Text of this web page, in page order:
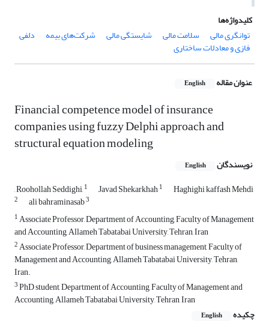
کلیدواژه‌ها
توانگری مالی
سلامت مالی شایستگی مالی شرکت‌های بیمه دلفی
فازی و معادلات ساختاری
عنوان مقاله English
Financial competence model of insurance
companies using fuzzy Delphi approach and
structural equation modeling
نویسندگان English
, Roohollah Seddighi,1 Javad Shekarkhah1 Haghighi kaffash Mehdi
2 ali bahraminasab3
1Associate Professor, Department of Accounting, Faculty of Management
and Accounting, Allameh Tabatabai University, Tehran, Iran
2Associate Professor, Department of business management, Faculty of
Management and Accounting, Allameh Tabatabai University, Tehran,
Iran.
3PhD student, Department of Accounting, Faculty of Management and
Accounting, Allameh Tabatabai University, Tehran, Iran
چکیده
English